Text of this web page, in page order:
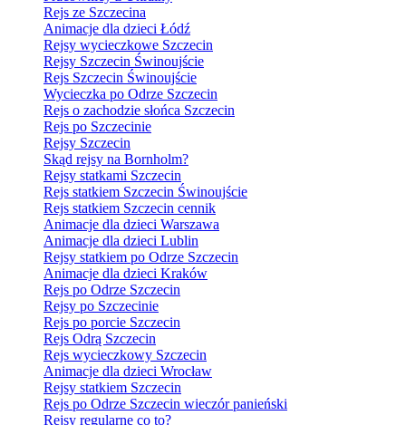
Rejs ze Szczecina
Animacje dla dzieci Łódź
Rejsy wycieczkowe Szczecin
Rejsy Szczecin Świnoujście
Rejs Szczecin Świnoujście
Wycieczka po Odrze Szczecin
Rejs o zachodzie słońca Szczecin
Rejs po Szczecinie
Rejsy Szczecin
Skąd rejsy na Bornholm?
Rejsy statkami Szczecin
Rejs statkiem Szczecin Świnoujście
Rejs statkiem Szczecin cennik
Animacje dla dzieci Warszawa
Animacje dla dzieci Lublin
Rejsy statkiem po Odrze Szczecin
Animacje dla dzieci Kraków
Rejs po Odrze Szczecin
Rejsy po Szczecinie
Rejs po porcie Szczecin
Rejs Odrą Szczecin
Rejs wycieczkowy Szczecin
Animacje dla dzieci Wrocław
Rejsy statkiem Szczecin
Rejs po Odrze Szczecin wieczór panieński
Rejsy regularne co to?